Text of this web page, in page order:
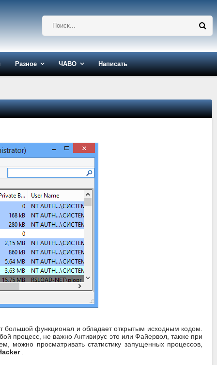
Разное ЧАВО Написать
функционал и обладает открытым исходным кодом.
процесс, не важно Антивирус это или Файервол, также при
просматривать статистику запущенных процессов,